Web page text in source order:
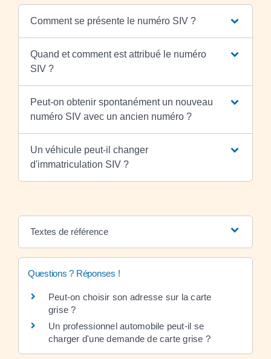
Comment se présente le numéro SIV ?
Quand et comment est attribué le numéro
SIV ?
Peut-on obtenir spontanément un nouveau
numéro SIV avec un ancien numéro ?
Un véhicule peut-il changer
d'immatriculation SIV ?
Textes de référence
Questions ? Réponses !
Peut-on choisir son adresse sur la carte
grise ?
Un professionnel automobile peut-il se
charger d'une demande de carte grise ?